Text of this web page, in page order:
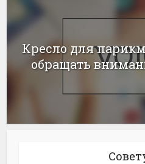
Кресло для
обращать